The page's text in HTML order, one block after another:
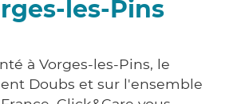
les-Pins
à Vorges-les-Pins, le
Doubs et sur l'ensemble